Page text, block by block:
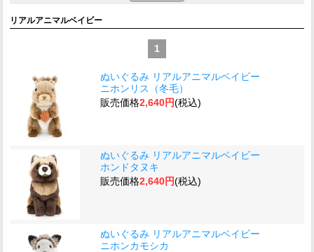
リアルアニマルベイビー
1
ぬいぐるみ リアルアニマルベイビー
ニホンリス（冬毛）
販売価格2,640円(税込)
ぬいぐるみ リアルアニマルベイビー
ホンドタヌキ
販売価格2,640円(税込)
ぬいぐるみ リアルアニマルベイビー
ニホンカモシカ